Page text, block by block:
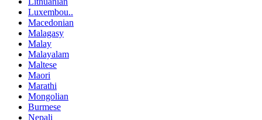
Luxembou..
Macedonian
Malagasy
Malay
Malayalam
Maltese
Maori
Marathi
Mongolian
Burmese
Nepali